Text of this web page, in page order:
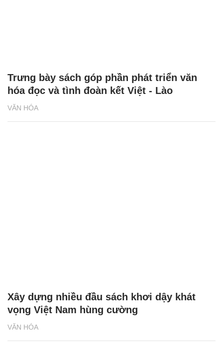
VĂN HÓA
Trưng bày sách góp phần phát triển văn
hóa đọc và tình đoàn kết Việt - Lào
VĂN HÓA
Xây dựng nhiều đầu sách khơi dậy khát
vọng Việt Nam hùng cường